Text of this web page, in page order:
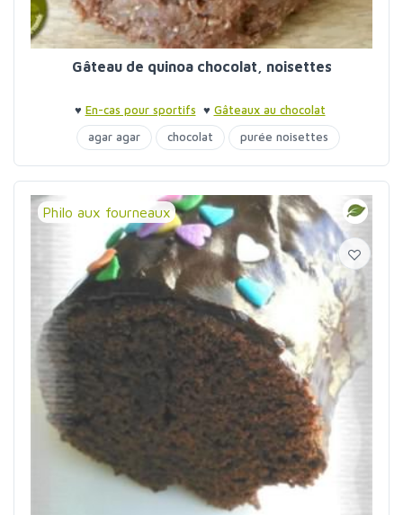
Gâteau de quinoa chocolat, noisettes
♥ En-cas pour sportifs ♥ Gâteaux au chocolat
agar agar
chocolat purée noisettes
quinoa sirop d'agave
Philo aux fourneaux